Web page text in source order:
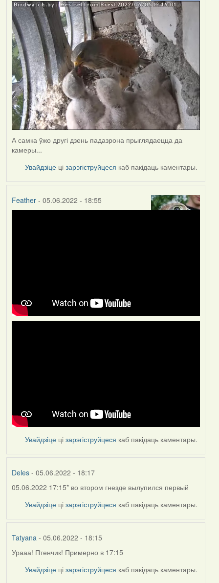
А самка ўжо другі дзень падазрона прыглядаецца да
камеры...
Увайдзіце цізарэгіструйцеся каб пакідаць каментары.
Feather- 05.06.2022 - 18:55
Увайдзіце цізарэгіструйцеся каб пакідаць каментары.
Deles- 05.06.2022 - 18:17
05.06.2022 17:15* во втором гнезде вылупился первый
Увайдзіце цізарэгіструйцеся каб пакідаць каментары.
Tatyana - 05.06.2022 - 18:15
Урааа! Птенчик! Примерно в 17:15
Увайдзіце цізарэгіструйцеся каб пакідаць каментары.